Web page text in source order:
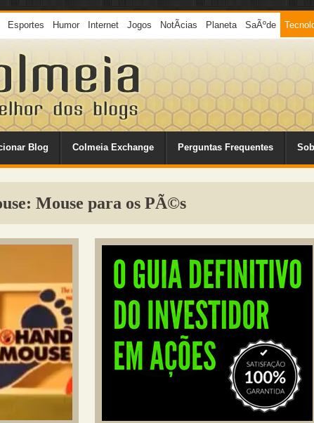
Esportes Humor Internet Jogos NotÃ­cias Planeta SaÃºde
Blog Colmeia Exchange Perguntas Frequentes
Mouse para os PÃ©s